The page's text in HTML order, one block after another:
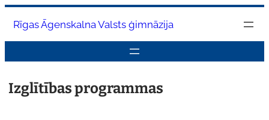
uzRīgas Āgenskalna Valsts ģimnāzija
Izglītības programmas